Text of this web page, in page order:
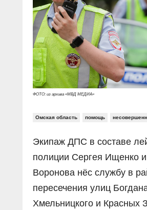
Социальные ролики
Документальные фильмы
Прямой разговор
В знании сила
Специальный репортаж
КиберПОСТОВОЙ
Газета «Щит и меч»
Журнал «Полиция России»
О ПОРТАЛЕ
Контакты
Вакансии
ФОТО: из архива «МВД МЕДИА»
Омская область помощь
Экипаж ДПС в составе
полиции Сергея Ищенко
Воронова нёс службу в
пересечения улиц
Хмельницкого и Красных